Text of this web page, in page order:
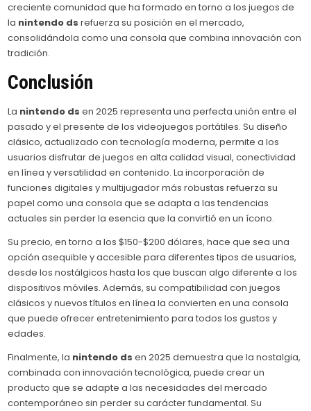
creciente comunidad que ha formado en torno a los juegos de
la nintendo ds refuerza su posición en el mercado,
consolidándola como una consola que combina innovación con
tradición.
Conclusión
La nintendo ds en 2025 representa una perfecta unión entre el
pasado y el presente de los videojuegos portátiles. Su diseño
clásico, actualizado con tecnología moderna, permite a los
usuarios disfrutar de juegos en alta calidad visual, conectividad
en línea y versatilidad en contenido. La incorporación de
funciones digitales y multijugador más robustas refuerza su
papel como una consola que se adapta a las tendencias
actuales sin perder la esencia que la convirtió en un ícono.
Su precio, en torno a los $150-$200 dólares, hace que sea una
opción asequible y accesible para diferentes tipos de usuarios,
desde los nostálgicos hasta los que buscan algo diferente a los
dispositivos móviles. Además, su compatibilidad con juegos
clásicos y nuevos títulos en línea la convierten en una consola
que puede ofrecer entretenimiento para todos los gustos y
edades.
Finalmente, la nintendo ds en 2025 demuestra que la nostalgia,
combinada con innovación tecnológica, puede crear un
producto que se adapte a las necesidades del mercado
contemporáneo sin perder su carácter fundamental. Su